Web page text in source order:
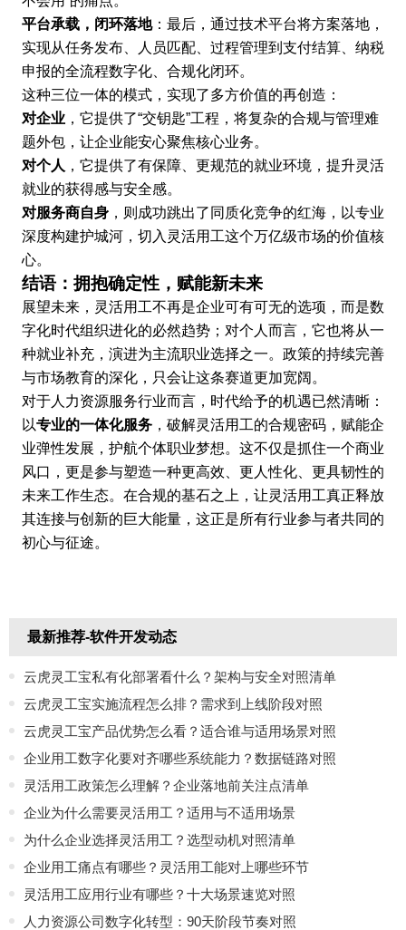
平台承载，闭环落地：最后，通过技术平台将方案落地，
实现从任务发布、人员匹配、过程管理到支付结算、纳税
申报的全流程数字化、合规化闭环。
这种三位一体的模式，实现了多方价值的再创造：
对企业，它提供了“交钥匙”工程，将复杂的合规与管理难
题外包，让企业能安心聚焦核心业务。
对个人 ，它提供了有保障、更规范的就业环境，提升灵活
就业的获得感与安全感。
对服务商自身，则成功跳出了同质化竞争的红海，以专业
深度构建护城河，切入灵活用工这个万亿级市场的价值核
心。
结语：拥抱确定性，赋能新未来
展望未来，灵活用工不再是企业可有可无的选项，而是数
字化时代组织进化的必然趋势；对个人而言，它也将从一
种就业补充，演进为主流职业选择之一。政策的持续完善
与市场教育的深化，只会让这条赛道更加宽阔。
对于人力资源服务行业而言，时代给予的机遇已然清晰：
以专业的一体化服务，破解灵活用工的合规密码，赋能企
业弹性发展，护航个体职业梦想。这不仅是抓住一个商业
风口，更是参与塑造一种更高效、更人性化、更具韧性的
未来工作生态。在合规的基石之上，让灵活用工真正释放
其连接与创新的巨大能量，这正是所有行业参与者共同的
初心与征途。
最新推荐-软件开发动态
云虎灵工宝私有化部署看什么？架构与安全对照清单
云虎灵工宝实施流程怎么排？需求到上线阶段对照
云虎灵工宝产品优势怎么看？适合谁与适用场景对照
企业用工数字化要对齐哪些系统能力？数据链路对照
灵活用工政策怎么理解？企业落地前关注点清单
企业为什么需要灵活用工？适用与不适用场景
为什么企业选择灵活用工？选型动机对照清单
企业用工痛点有哪些？灵活用工能对上哪些环节
灵活用工应用行业有哪些？十大场景速览对照
人力资源公司数字化转型：90天阶段节奏对照